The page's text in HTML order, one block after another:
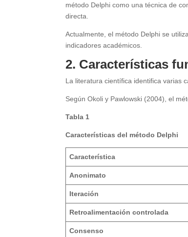
método Delphi como una técnica de
directa.
Actualmente, el método Delphi se
indicadores académicos.
2. Características
La literatura científica identifica varias
Según Okoli y Pawlowski (2004), el
Tabla 1
Características del método Delphi
Característica
Anonimato
Iteración
Retroalimentación controlada
Consenso